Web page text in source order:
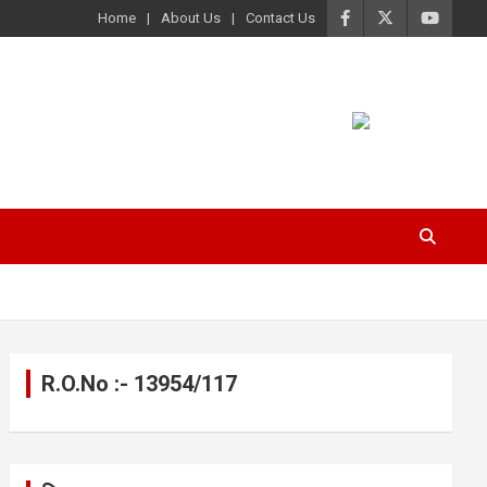
Home About Us Contact Us
R.O.No :- 13954/117